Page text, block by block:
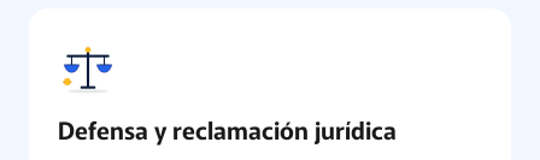
Defensa y reclamación jurídica